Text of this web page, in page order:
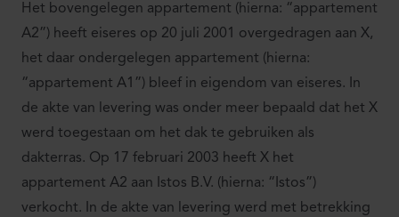
Het bovengelegen appartement (hierna: “appartement
A2”) heeft eiseres op 20 juli 2001 overgedragen aan X,
het daar ondergelegen appartement (hierna:
“appartement A1”) bleef in eigendom van eiseres. In
de akte van levering was onder meer bepaald dat het X
werd toegestaan om het dak te gebruiken als
dakterras. Op 17 februari 2003 heeft X het
appartement A2 aan Istos B.V. (hierna: “Istos”)
verkocht. In de akte van levering werd met betrekking